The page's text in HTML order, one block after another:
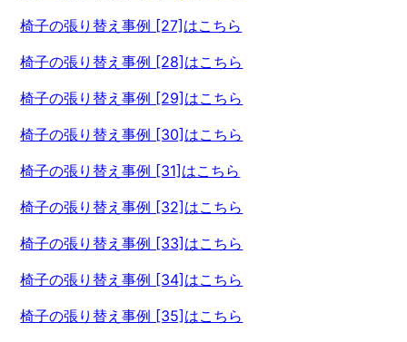
椅子の張り替え事例 [27]はこちら
椅子の張り替え事例 [28]はこちら
椅子の張り替え事例 [29]はこちら
椅子の張り替え事例 [30]はこちら
椅子の張り替え事例 [31]はこちら
椅子の張り替え事例 [32]はこちら
椅子の張り替え事例 [33]はこちら
椅子の張り替え事例 [34]はこちら
椅子の張り替え事例 [35]はこちら